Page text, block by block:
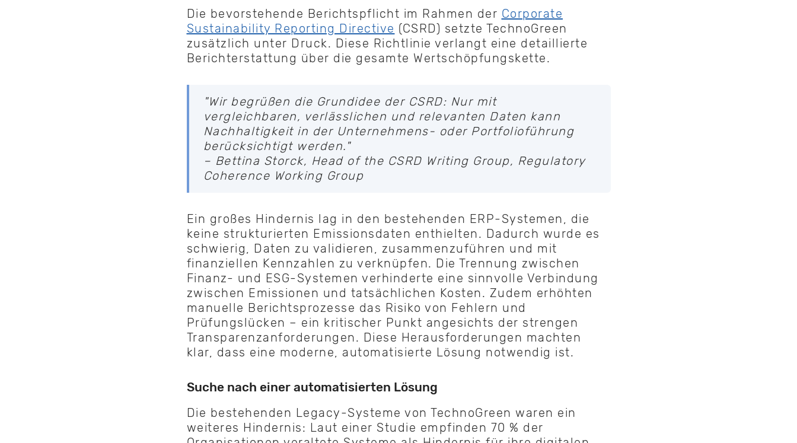
Die bevorstehende Berichtspflicht im Rahmen der Corporate
Sustainability Reporting Directive (CSRD) setzte TechnoGreen
zusätzlich unter Druck. Diese Richtlinie verlangt eine detaillierte
Berichterstattung über die gesamte Wertschöpfungskette.
"Wir begrüßen die Grundidee der CSRD: Nur mit
vergleichbaren, verlässlichen und relevanten Daten kann
Nachhaltigkeit in der Unternehmens- oder Portfolioführung
berücksichtigt werden."
– Bettina Storck, Head of the CSRD Writing Group, Regulatory
Coherence Working Group
Ein großes Hindernis lag in den bestehenden ERP-Systemen, die
keine strukturierten Emissionsdaten enthielten. Dadurch wurde es
schwierig, Daten zu validieren, zusammenzuführen und mit
finanziellen Kennzahlen zu verknüpfen. Die Trennung zwischen
Finanz- und ESG-Systemen verhinderte eine sinnvolle Verbindung
zwischen Emissionen und tatsächlichen Kosten. Zudem erhöhten
manuelle Berichtsprozesse das Risiko von Fehlern und
Prüfungslücken – ein kritischer Punkt angesichts der strengen
Transparenzanforderungen. Diese Herausforderungen machten
klar, dass eine moderne, automatisierte Lösung notwendig ist.
Suche nach einer automatisierten Lösung
Die bestehenden Legacy-Systeme von TechnoGreen waren ein
weiteres Hindernis: Laut einer Studie empfinden 70 % der